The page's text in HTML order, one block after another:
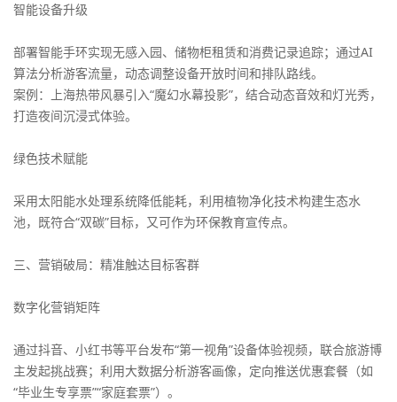
智能设备升级
部署智能手环实现无感入园、储物柜租赁和消费记录追踪；通过AI
算法分析游客流量，动态调整设备开放时间和排队路线。
案例：上海热带风暴引入“魔幻水幕投影”，结合动态音效和灯光秀，
打造夜间沉浸式体验。
绿色技术赋能
采用太阳能水处理系统降低能耗，利用植物净化技术构建生态水
池，既符合“双碳”目标，又可作为环保教育宣传点。
三、营销破局：精准触达目标客群
数字化营销矩阵
通过抖音、小红书等平台发布“第一视角”设备体验视频，联合旅游博
主发起挑战赛；利用大数据分析游客画像，定向推送优惠套餐（如
“毕业生专享票”“家庭套票”）。